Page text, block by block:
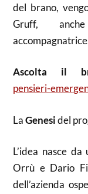
del brano,
Gruff,
Ascolta il
pensieri-
LaGenesidel
L’idea nasce
Orrù e Dario
dell’azienda